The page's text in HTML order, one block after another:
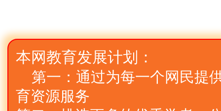
本网教育发展计划：
第一：通过为每一个网民提
育资源服务